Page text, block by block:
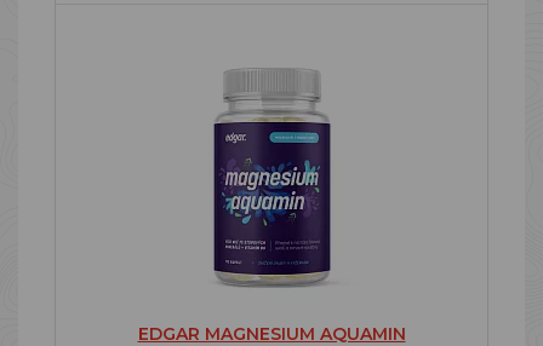
EDGAR MAGNESIUM AQUAMIN